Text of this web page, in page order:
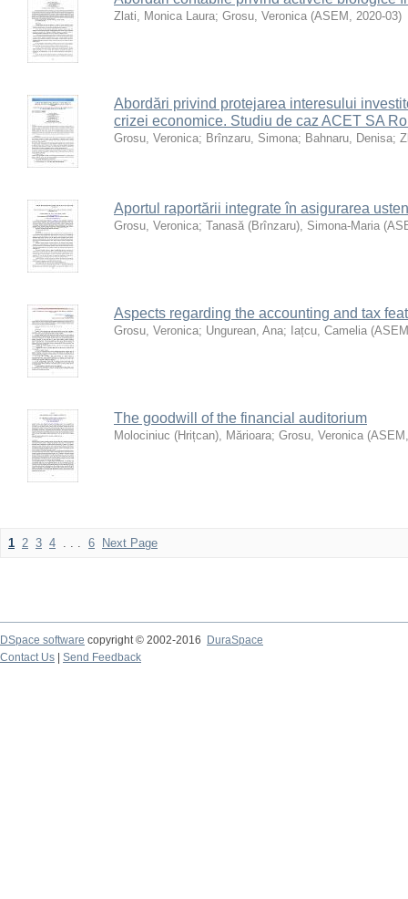
Zlati, Monica Laura; Grosu, Veronica (ASEM , 2020-03)
Abordări privind protejarea interesului
crizei economice. Studiu de caz ACET SA
Grosu, Veronica; Brînzaru, Simona; Bahnaru, Denisa;
Aportul raportării integrate în asigurarea
Grosu, Veronica; Tanasă (Brînzaru), Simona-Maria (
Aspects regarding the accounting and tax
Grosu, Veronica; Ungurean, Ana; Iațcu, Camelia (ASEM
The goodwill of the financial auditorium
Molociniuc (Hrițcan), Mărioara; Grosu, Veronica (ASEM
1 2 3 4 . . . 6 Next Page
DSpace software copyright © 2002-2016
DuraSpace
Contact Us
Send Feedback